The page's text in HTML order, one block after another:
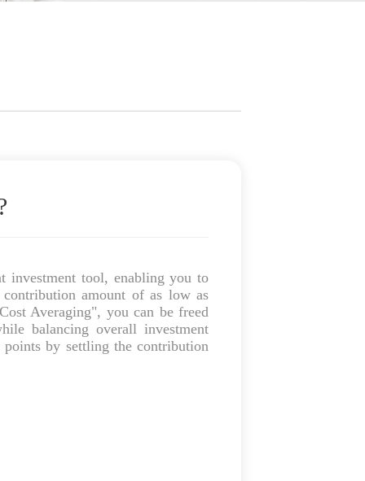
investment tool, enabling you to
amount of as low as
Averaging", you can be freed
balancing overall investment
by settling the contribution